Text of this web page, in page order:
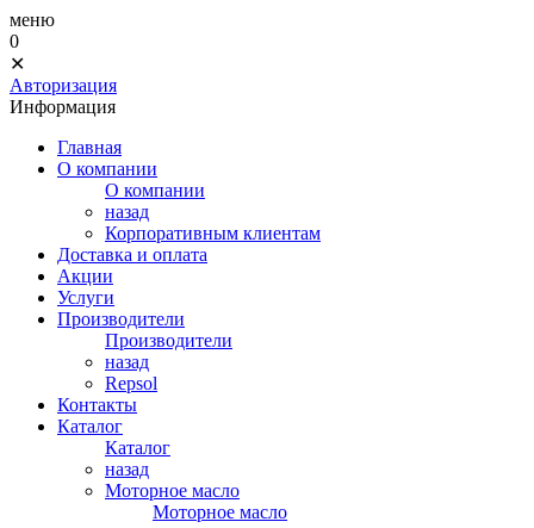
меню
0
✕
Авторизация
Информация
Главная
О компании
О компании
назад
Корпоративным клиентам
Доставка и оплата
Акции
Услуги
Производители
Производители
назад
Repsol
Контакты
Каталог
Каталог
назад
Моторное масло
Моторное масло